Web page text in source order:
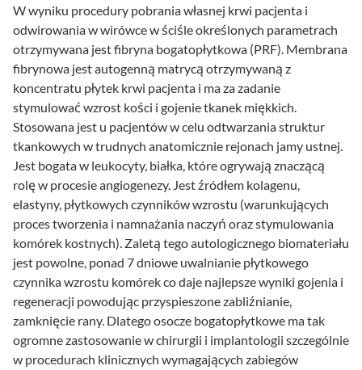
W wyniku procedury pobrania własnej krwi pacjenta i
odwirowania w wirówce w ściśle określonych parametrach
otrzymywana jest fibryna bogatopłytkowa (PRF). Membrana
fibrynowa jest autogenną matrycą otrzymywaną z
koncentratu płytek krwi pacjenta i ma za zadanie
stymulować wzrost kości i gojenie tkanek miękkich.
Stosowana jest u pacjentów w celu odtwarzania struktur
tkankowych w trudnych anatomicznie rejonach jamy ustnej.
Jest bogata w leukocyty, białka, które ogrywają znaczącą
rolę w procesie angiogenezy. Jest źródłem kolagenu,
elastyny, płytkowych czynników wzrostu (warunkujących
proces tworzenia i namnażania naczyń oraz stymulowania
komórek kostnych). Zaletą tego autologicznego biomateriału
jest powolne, ponad 7 dniowe uwalnianie płytkowego
czynnika wzrostu komórek co daje najlepsze wyniki gojenia i
regeneracji powodując przyspieszone zabliźnianie,
zamknięcie rany. Dlatego osocze bogatopłytkowe ma tak
ogromne zastosowanie w chirurgii i implantologii szczególnie
w procedurach klinicznych wymagających zabiegów